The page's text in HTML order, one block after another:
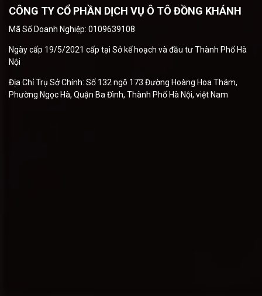
CÔNG TY CỔ PHẦN DỊCH VỤ Ô TÔ ĐỒNG KHÁNH
Mã Số Doanh Nghiệp: 0109639108
Ngày cấp 19/5/2021 cấp tại Sở kế hoạch và đầu tư Thành Phố Hà
Nội
Địa Chỉ Trụ Sở Chính: Số 132 ngõ 173 Đường Hoàng Hoa Thám,
Phường Ngọc Hà, Quận Ba Đình, Thành Phố Hà Nội, việt Nam